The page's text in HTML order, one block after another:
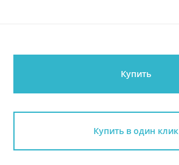
Купить
Купить в один клик